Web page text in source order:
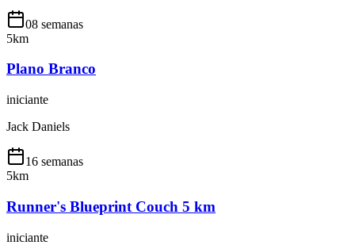
08 semanas
5km
Plano Branco
iniciante
Jack Daniels
16 semanas
5km
Runner's Blueprint Couch 5 km
iniciante